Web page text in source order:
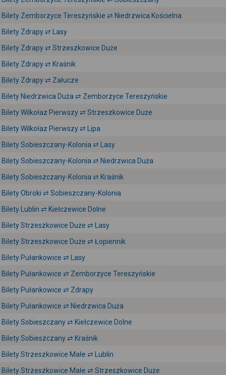
Bilety Zemborzyce Tereszyńskie ⇄ Niedrzwica Kościelna
Bilety Zdrapy ⇄ Lasy
Bilety Zdrapy ⇄ Strzeszkowice Duże
Bilety Zdrapy ⇄ Kraśnik
Bilety Zdrapy ⇄ Załucze
Bilety Niedrzwica Duża ⇄ Zemborzyce Tereszyńskie
Bilety Wilkołaz Pierwszy ⇄ Strzeszkowice Duże
Bilety Wilkołaz Pierwszy ⇄ Lipa
Bilety Sobieszczany-Kolonia ⇄ Lasy
Bilety Sobieszczany-Kolonia ⇄ Niedrzwica Duża
Bilety Sobieszczany-Kolonia ⇄ Kraśnik
Bilety Obroki ⇄ Sobieszczany-Kolonia
Bilety Lublin ⇄ Kiełczewice Dolne
Bilety Strzeszkowice Duże ⇄ Lasy
Bilety Strzeszkowice Duże ⇄ Łopiennik
Bilety Pułankowice ⇄ Lasy
Bilety Pułankowice ⇄ Zemborzyce Tereszyńskie
Bilety Pułankowice ⇄ Zdrapy
Bilety Pułankowice ⇄ Niedrzwica Duża
Bilety Sobieszczany ⇄ Kiełczewice Dolne
Bilety Sobieszczany ⇄ Kraśnik
Bilety Strzeszkowice Małe ⇄ Lublin
Bilety Strzeszkowice Małe ⇄ Strzeszkowice Duże